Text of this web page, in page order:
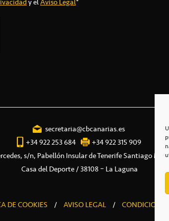
secretaria@cbcanarias.es
+34 922 253 684
+34 922 315 909
s/n, Pabellón Insular de Tenerife Santiago
Casa del Deporte / 38108 – La Laguna
DE COOKIES / AVISO LEGAL /